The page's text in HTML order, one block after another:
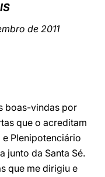
de 2011
boas-vindas por
que o acreditam
Plenipotenciário
junto da Santa Sé.
que me dirigiu e